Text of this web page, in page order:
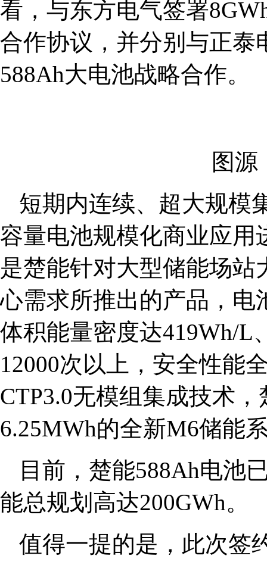
看，与东方电气签署
合作协议，并分别与正泰
588Ah大电池战略合作。
图源
短期内连续、超大规模
容量电池规模化商业应用
是楚能针对大型储能场
心需求所推出的产品，电
体积能量密度达419Wh/L
12000次以上，安全性能
CTP3.0无模组集成技术
6.25MWh的全新M6储能
目前，楚能588Ah电池
能总规划高达200GWh。
值得一提的是，此次签